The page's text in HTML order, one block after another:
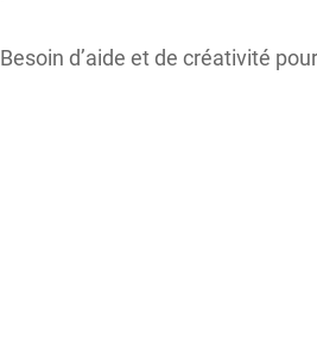
Besoin d’aide et de créativité